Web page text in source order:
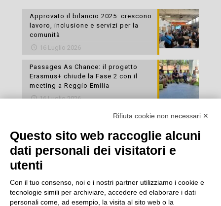
Approvato il bilancio 2025: crescono
lavoro, inclusione e servizi per la
comunità
16 Luglio 2026
Passages As Chance: il progetto
Erasmus+ chiude la Fase 2 con il
meeting a Reggio Emilia
16 Luglio 2026
Esami di laboratorio preventivi
cura della propria salute
16 Luglio 2026
Rifiuta cookie non necessari ✕
Questo sito web raccoglie alcuni
dati personali dei visitatori e
utenti
Con il tuo consenso, noi e i nostri partner utilizziamo i cookie e
tecnologie simili per archiviare, accedere ed elaborare i dati
personali come, ad esempio, la visita al sito web o la